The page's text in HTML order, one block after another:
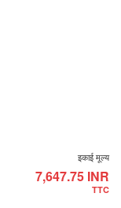
इकाई मूल्य
7,647.75 INR
TTC